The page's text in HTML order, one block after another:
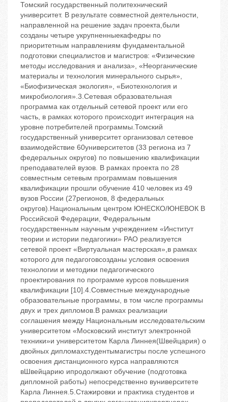
Томский государственный политехнический
университет. В результате совместной деятельности,
направленной на решение задач проекта,были
созданы четыре укрупненныекафедры по
приоритетным направлениям фундаментальной
подготовки специалистов и магистров: «Физические
методы исследования и анализа», «Неорганические
материалы и технология минерального сырья»,
«Биофизическая экология», «Биотехнология и
микробиология».3.Сетевая образовательная
программа как отдельный сетевой проект или его
часть, в рамках которого происходит интеграция на
уровне потребителей программы.Томский
государственный университет организовал сетевое
взаимодействие 60университетов (33 региона из 7
федеральных округов) по повышению квалификации
преподавателей вузов. В рамках проекта по 28
совместным сетевым программам повышения
квалификации прошли обучение 410 человек из 49
вузов России (27регионов, 8 федеральных
округов).Национальным центром ЮНЕСКО/ЮНЕВОК В
Российской Федерации, Федеральным
государственным научным учреждением «Институт
теории и истории педагогики» РАО реализуется
сетевой проект «Виртуальная мастерская»,в рамках
которого для педагоговсозданы условия освоения
технологии и методики педагогического
проектирования по программе курсов повышения
квалификации [10].4.Совместные международные
образовательные программы, в том числе программы
двух и трех дипломов.В рамках реализации
соглашения между Национальным исследовательским
университетом «Московский институт электронной
техники»и университетом Карла Линнея(Швейцария) о
двойных дипломахстудентымагистры после успешного
освоения дистанционного курса направляются
вШвейцарию ипродолжают обучение (подготовка
дипломной работы) непосредственно вуниверситете
Карла Линнея.5.Стажировки и практика студентов и